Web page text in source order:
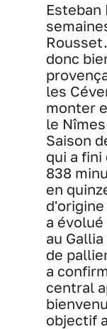
Esteban
donc
les
monter
le
Saison
qui a
838
en
a
au
de
a
central
objectif